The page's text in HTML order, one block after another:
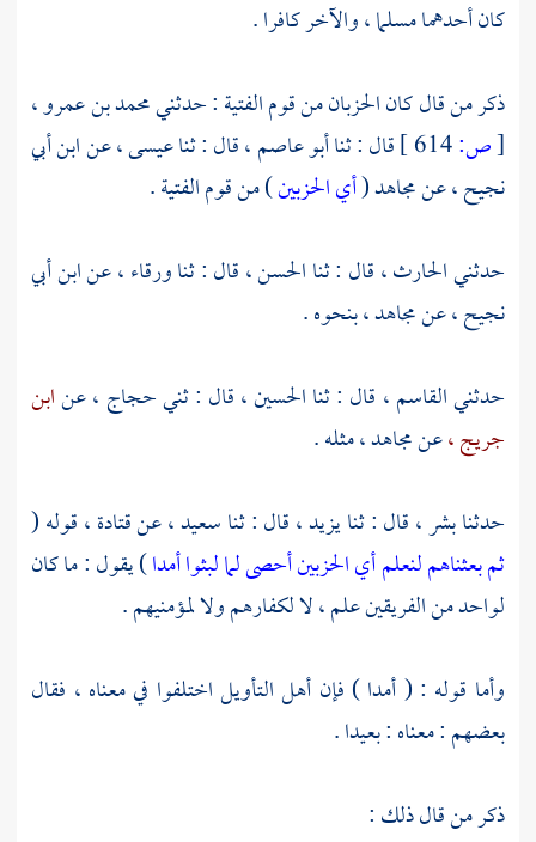
كان أحدهما مسلما ، والآخر كافرا .
ذكر من قال كان الحزبان من قوم الفتية : حدثنيمحمد بن عمرو ،
[ص: قال : ثناأبو عاصم ،قال : ثناعيسى ،عنابن أبي
نجيح ،عنمجاهد(أي الحزبين) من قوم الفتية .
حدثنيالحارث ،قال : ثناالحسن ،قال : ثناورقاء ،عنابن أبي
نجيح ،عنمجاهد ،بنحوه .
حدثنيالقاسم ، قال : ثناالحسين ،قال : ثنيحجاج ،عنابن
جريج ،عنمجاهد ،مثله .
حدثنابشر ،قال : ثنايزيد ،قال : ثناسعيد ،عنقتادة ،قوله (
ثم بعثناهم لنعلم أي الحزبين أحصى لما لبثوا أمدا) يقول : ما كان
لواحد من الفريقين علم ، لا لكفارهم ولا لمؤمنيهم .
وأما قوله : ( أمدا ) فإن أهل التأويل اختلفوا في معناه ، فقال
بعضهم : معناه : بعيدا .
ذكر من قال ذلك :